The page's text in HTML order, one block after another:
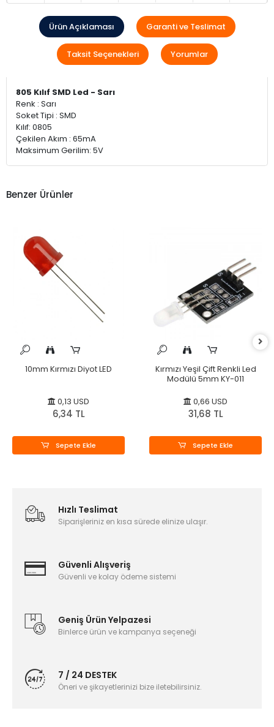
Ürün Açıklaması Garanti ve Teslimat
Taksit Seçenekleri Yorumlar
805 Kılıf SMD Led - Sarı
Renk : Sarı
Soket Tipi : SMD
Kılıf: 0805
Çekilen Akım : 65mA
Maksimum Gerilim: 5V
Benzer Ürünler
10mm Kırmızı Diyot LED
0,13 USD
6,34 TL
Sepete Ekle
Kırmızı Yeşil Çift Renkli Led
Modülü 5mm KY-011
0,66 USD
31,68 TL
Sepete Ekle
Hızlı Teslimat
Siparişleriniz en kısa sürede elinize ulaşır.
Güvenli Alışveriş
Güvenli ve kolay ödeme sistemi
Geniş Ürün Yelpazesi
Binlerce ürün ve kampanya seçeneği
7 / 24 DESTEK
Öneri ve şikayetlerinizi bize iletebilirsiniz.